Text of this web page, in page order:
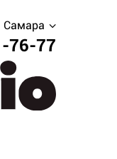
Самара
76-77